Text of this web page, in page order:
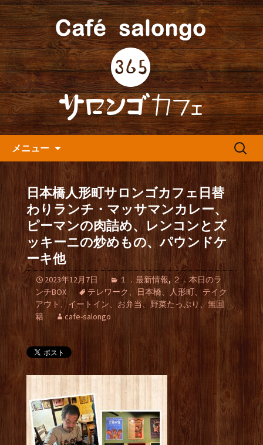
人形町の『365(サロンゴ)カフ
ェ』よりお知らせ
人形町の音楽カフェ『365カフェ』より
最新情報をお届けします。
メニュー
検
日本橋人形町サロンゴカフェ日替
わりランチ・マッサマンカレー、
ピーマンの肉詰め、レンコンとズ
ッキーニの炒めもの、パウンドケ
ーキ他
2023年12月7日 １．最新情報, ２．本日のラ
ンチBOX
テレワーク、日本橋、人形町、テイク
アウト、イートイン、お弁当、野菜たっぷり、無国
籍
cafe-salongo